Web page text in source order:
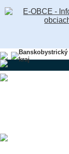
Banskobystrický
kraj